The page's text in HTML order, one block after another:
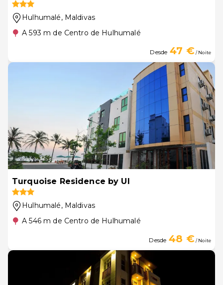
Hulhumalé, Maldivas
A 593 m de Centro de Hulhumalé
Desde 47 €/ Noite
Turquoise Residence by UI
Hulhumalé, Maldivas
A 546 m de Centro de Hulhumalé
Desde 48 €/ Noite